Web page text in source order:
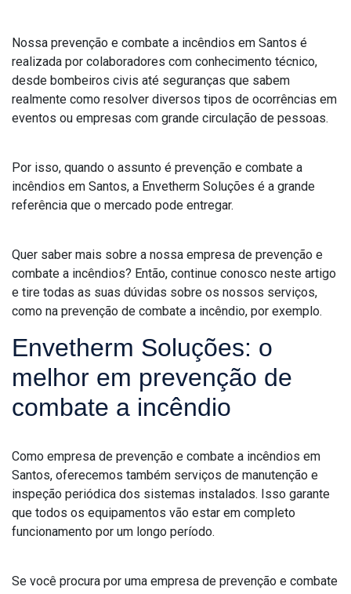
Nossa prevenção e combate a incêndios em Santos é
realizada por colaboradores com conhecimento técnico,
desde bombeiros civis até seguranças que sabem
realmente como resolver diversos tipos de ocorrências em
eventos ou empresas com grande circulação de pessoas.
Por isso, quando o assunto é prevenção e combate a
incêndios em Santos, a Envetherm Soluções é a grande
referência que o mercado pode entregar.
Quer saber mais sobre a nossa empresa de prevenção e
combate a incêndios? Então, continue conosco neste artigo
e tire todas as suas dúvidas sobre os nossos serviços,
como na prevenção de combate a incêndio, por exemplo.
Envetherm Soluções: o
melhor em prevenção de
combate a incêndio
Como empresa de prevenção e combate a incêndios em
Santos, oferecemos também serviços de manutenção e
inspeção periódica dos sistemas instalados. Isso garante
que todos os equipamentos vão estar em completo
funcionamento por um longo período.
Se você procura por uma empresa de prevenção e combate